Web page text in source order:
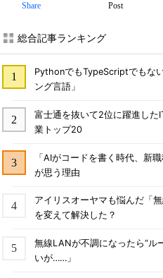
Share Post
総合記事ランキング
PythonでもTypeScriptでもな
ング言語」
富士通を抜いて2位に躍進し
業トップ20
「AIがコードを書く時代、新
が思う理由
アイリスオーヤマも悩んだ「
を変えて解決した？
無線LANが不調になったら“ル
いが……」